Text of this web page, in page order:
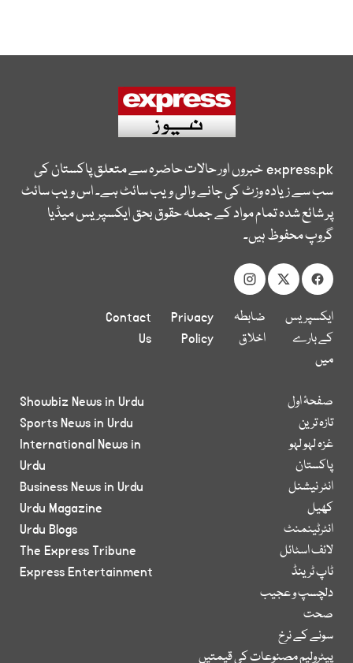
express.pkخبروں اور حالات حاضرہ سے متعلق پاکستان کی
سب سے زیادہ وزٹ کی جانے والی ویب سائٹ ہے۔ اس ویب سائٹ
پر شائع شدہ تمام مواد کے جملہ حقوق بحق ایکسپریس میڈیا
گروپ محفوظ ہیں۔
ایکسپریس
کے بارے
میں
ضابطہ
اخلاق
Privacy
Policy
Contact
Us
صفحۂ اول
تازہ ترین
غزہ لہو لہو
پاکستان
انٹر نیشنل
کھیل
انٹرٹینمنٹ
لائف اسٹائل
ٹاپ ٹرینڈ
دلچسپ و عجیب
صحت
سونے کے نرخ
پیٹرولیم مصنوعات کی قیمتیں
Showbiz News in Urdu
Sports News in Urdu
International News in
Urdu
Business News in Urdu
Urdu Magazine
Urdu Blogs
The Express Tribune
Express Entertainment